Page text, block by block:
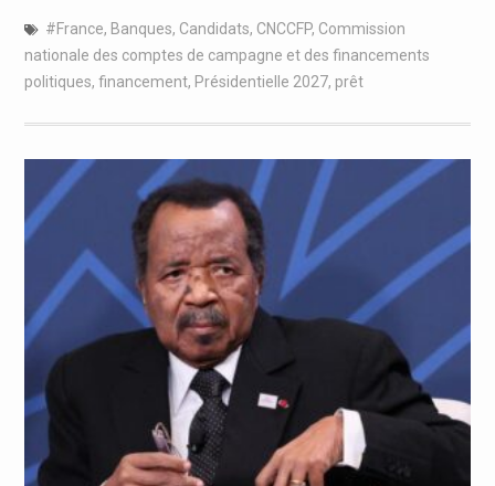
#France, Banques, Candidats, CNCCFP, Commission
nationale des comptes de campagne et des financements
politiques, financement, Présidentielle 2027, prêt